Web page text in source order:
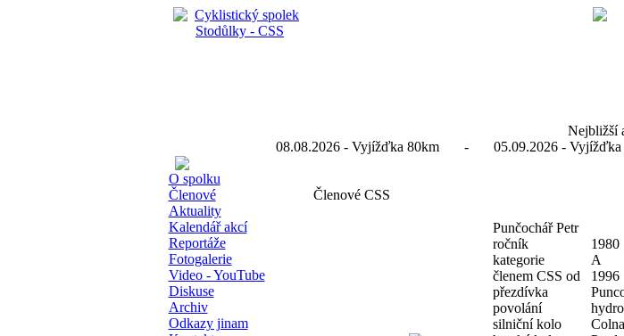
Nejbližší
08.08.2026 - Vyjížďka 80km - 05.09.2026 -
O spolku
Členové
Aktuality
Kalendář akcí
Reportáže
Fotogalerie
Video - YouTube
Diskuse
Archiv
Odkazy jinam
Členové CSS
Punčochář Petr
ročník
1980
kategorie
A
členem CSS od
1996
přezdívka
povolání
silniční kolo